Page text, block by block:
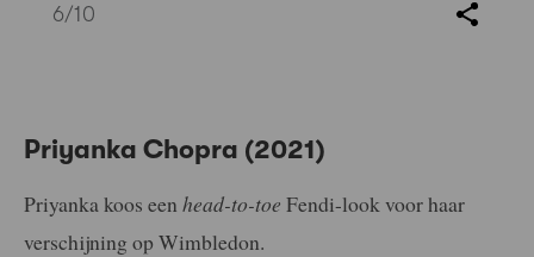
6/10
Priyanka Chopra (2021)
Priyanka koos een head-to-toe Fendi-look voor haar
verschijning op Wimbledon.